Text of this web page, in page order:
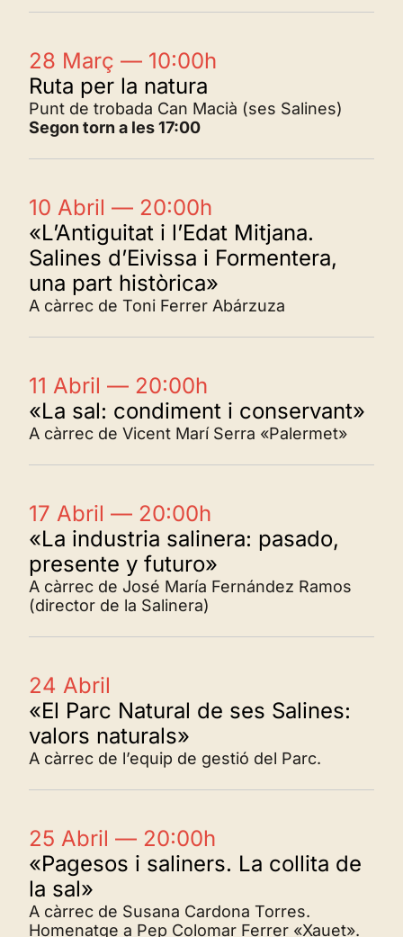
28 Març — 10:00h
Ruta per la natura
Punt de trobada Can Macià (ses Salines)
Segon torn a les 17:00
10 Abril — 20:00h
«L’Antiguitat i l’Edat Mitjana.
Salines d’Eivissa i Formentera,
una part històrica»
A càrrec de Toni Ferrer Abárzuza
11 Abril — 20:00h
«La sal: condiment i conservant»
A càrrec de Vicent Marí Serra «Palermet»
17 Abril — 20:00h
«La industria salinera: pasado,
presente y futuro»
A càrrec de José María Fernández Ramos
(director de la Salinera)
24 Abril
«El Parc Natural de ses Salines:
valors naturals»
A càrrec de l’equip de gestió del Parc.
25 Abril — 20:00h
«Pagesos i saliners. La collita de
la sal»
A càrrec de Susana Cardona Torres.
Homenatge a Pep Colomar Ferrer «Xauet».